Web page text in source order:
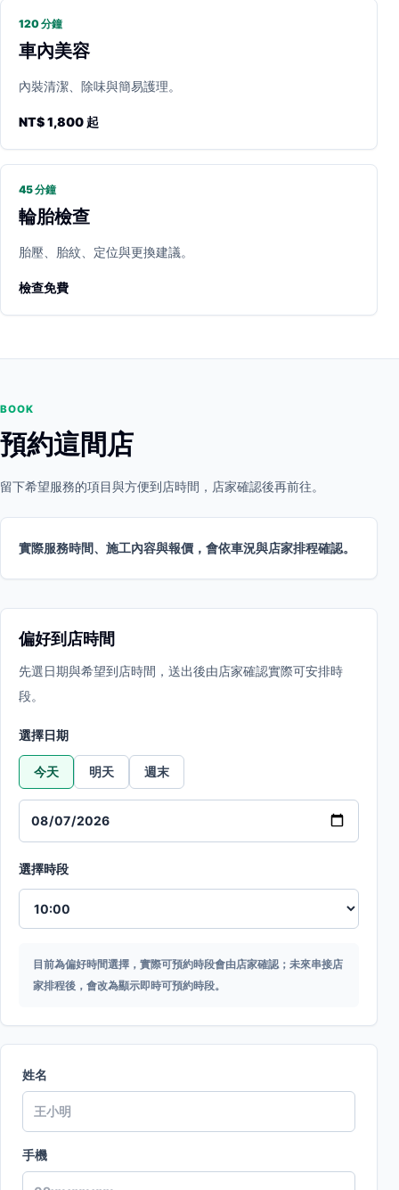
120 分鐘
車內美容
內裝清潔、除味與簡易護理。
NT$ 1,800 起
45 分鐘
輪胎檢查
胎壓、胎紋、定位與更換建議。
檢查免費
BOOK
預約這間店
留下希望服務的項目與方便到店時間，店家確認後再前往。
實際服務時間、施工內容與報價，會依車況與店家排程確認。
偏好到店時間
先選日期與希望到店時間，送出後由店家確認實際可安排時
段。
選擇日期
今天 明天 週末
選擇時段
目前為偏好時間選擇，實際可預約時段會由店家確認；未來串接店
家排程後，會改為顯示即時可預約時段。
姓名
手機